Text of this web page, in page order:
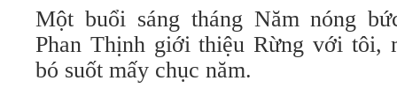
Một buổi sáng tháng Năm nóng
Phan Thịnh giới thiệu Rừng với tôi,
bó suốt mấy chục năm.